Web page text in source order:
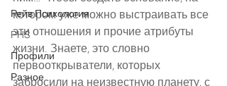
Рейв Психология
PHS
Профили
Разное
котором уже можно выстраивать все
эти отношения и прочие атрибуты
жизни. Знаете, это словно
первооткрыватели, которых
забросили на неизвестную планету, с